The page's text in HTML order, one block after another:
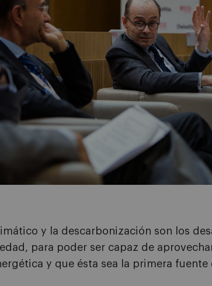
y la descarbonización son los
para poder ser capaz de
y que ésta sea la primera